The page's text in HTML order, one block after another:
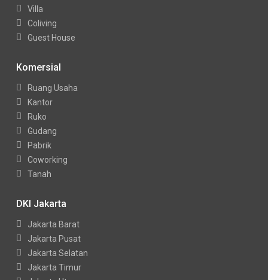
Villa
Coliving
Guest House
Komersial
Ruang Usaha
Kantor
Ruko
Gudang
Pabrik
Coworking
Tanah
DKI Jakarta
Jakarta Barat
Jakarta Pusat
Jakarta Selatan
Jakarta Timur